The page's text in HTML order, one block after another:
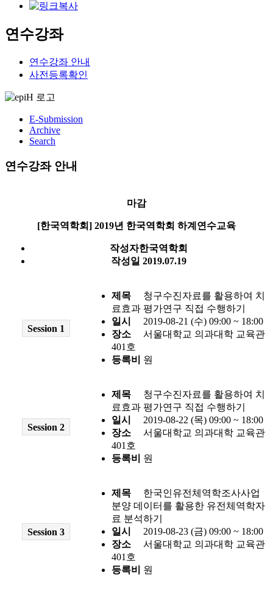
연수강좌
연수강좌 안내
사전등록확인
E-Submission
Archive
Search
연수강좌 안내
마감
[한국역학회] 2019년 한국역학회 하계연수교육
작성자한국역학회
작성일 2019.07.19
Session 1
제목 청구수진자료를 활용하여 치
료효과 평가연구 직접 수행하기
일시
2019-08-21 (수) 09:00 ~ 18:00
장소 서울대학교 의과대학 교육관
401호
등록비
원
Session 2
제목 청구수진자료를 활용하여 치
료효과 평가연구 직접 수행하기
일시
2019-08-22 (목) 09:00 ~ 18:00
장소 서울대학교 의과대학 교육관
401호
등록비
원
Session 3
제목 한국인유전체역학조사사업
분양 데이터를 활용한 유전체역학자
료 분석하기
일시
2019-08-23 (금) 09:00 ~ 18:00
장소 서울대학교 의과대학 교육관
401호
등록비
원